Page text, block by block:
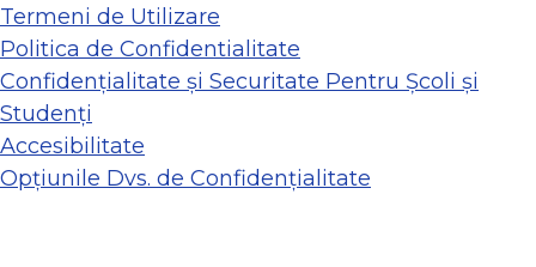
Termeni de Utilizare
Politica de Confidentialitate
Confidențialitate și Securitate Pentru Școli și
Studenți
Accesibilitate
Opțiunile Dvs. de Confidențialitate